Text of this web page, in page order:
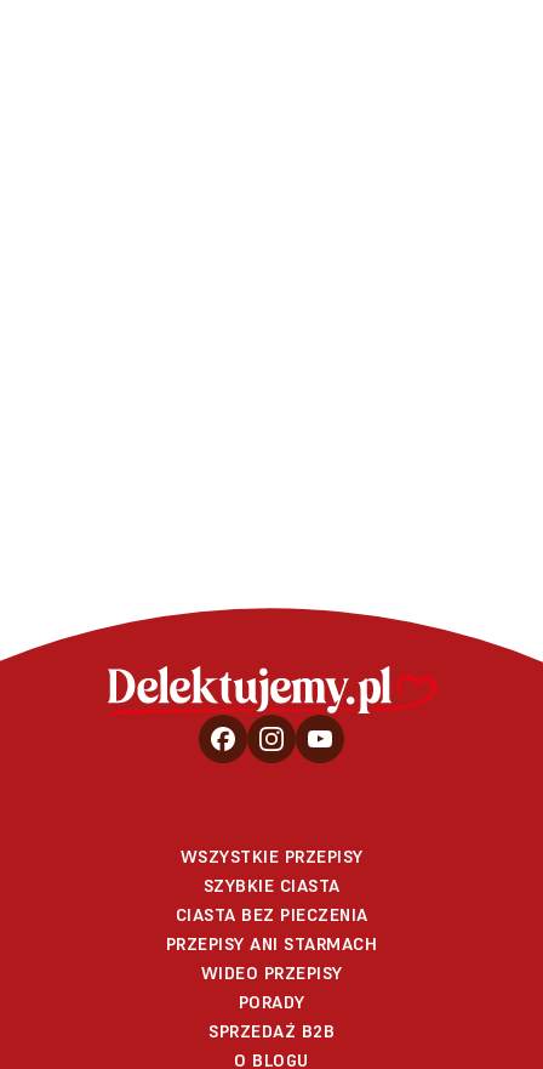
WSZYSTKIE PRZEPISY
SZYBKIE CIASTA
CIASTA BEZ PIECZENIA
PRZEPISY ANI STARMACH
WIDEO PRZEPISY
PORADY
SPRZEDAŻ B2B
O BLOGU